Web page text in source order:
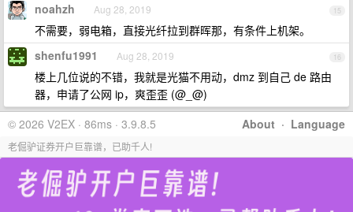
15
noahzh Aug 28, 2019
不需要，弱电箱，直接光纤拉到群晖那，有条件上机架。
16
shenfu1991 Aug 28, 2019
楼上几位说的不错，我就是光猫不用动，dmz 到自己 de 路由
器，申请了公网 ip，爽歪歪 (@_@)
About · Language
© 2026 V2EX · 86ms · 3.9.8.5
老倔驴证券开户巨靠谱，已助千人!